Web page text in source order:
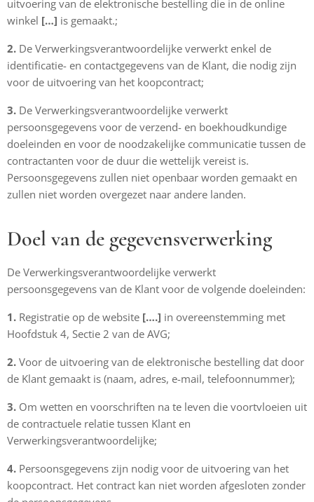
uitvoering van de elektronische bestelling die in de online
winkel […] is gemaakt.;
2. De Verwerkingsverantwoordelijke verwerkt enkel de
identificatie- en contactgegevens van de Klant, die nodig zijn
voor de uitvoering van het koopcontract;
3. De Verwerkingsverantwoordelijke verwerkt
persoonsgegevens voor de verzend- en boekhoudkundige
doeleinden en voor de noodzakelijke communicatie tussen de
contractanten voor de duur die wettelijk vereist is.
Persoonsgegevens zullen niet openbaar worden gemaakt en
zullen niet worden overgezet naar andere landen.
Doel van de gegevensverwerking
De Verwerkingsverantwoordelijke verwerkt
persoonsgegevens van de Klant voor de volgende doeleinden:
1. Registratie op de website [….] in overeenstemming met
Hoofdstuk 4, Sectie 2 van de AVG;
2. Voor de uitvoering van de elektronische bestelling dat door
de Klant gemaakt is (naam, adres, e-mail, telefoonnummer);
3. Om wetten en voorschriften na te leven die voortvloeien uit
de contractuele relatie tussen Klant en
Verwerkingsverantwoordelijke;
4. Persoonsgegevens zijn nodig voor de uitvoering van het
koopcontract. Het contract kan niet worden afgesloten zonder